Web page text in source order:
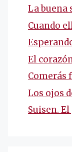
La buena
Cuando
El
Comerás
Los ojos
Suisen.